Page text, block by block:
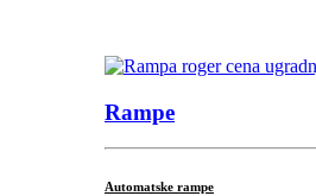
Rampe
Automatske rampe